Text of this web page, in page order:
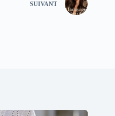
SUIVANT